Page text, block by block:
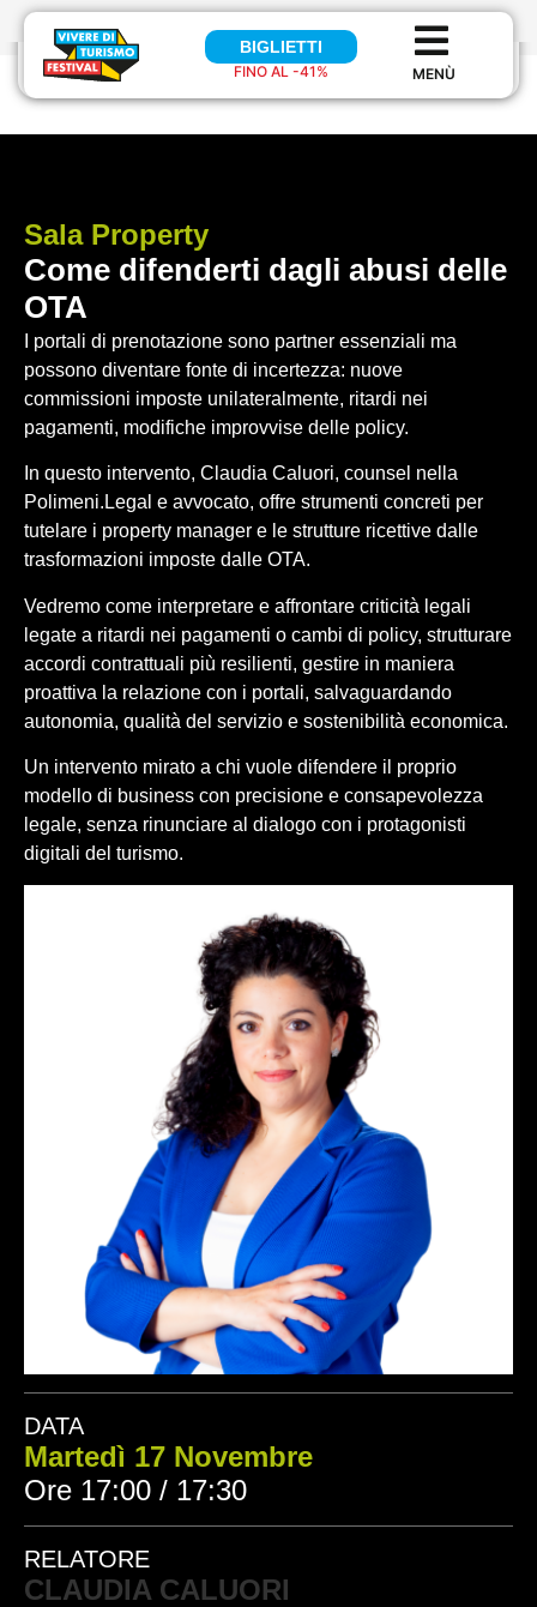
BIGLIETTI
FINO AL 41%
BIGLIETTI
FINO AL -41%
Sala Property
Come difenderti dagli abusi delle
OTA
I portali di prenotazione sono partner essenziali ma
possono diventare fonte di incertezza: nuove
commissioni imposte unilateralmente, ritardi nei
pagamenti, modifiche improvvise delle policy.
In questo intervento, Claudia Caluori, counsel nella
Polimeni.Legal e avvocato, offre strumenti concreti per
tutelare i property manager e le strutture ricettive dalle
trasformazioni imposte dalle OTA.
Vedremo come interpretare e affrontare criticità legali
legate a ritardi nei pagamenti o cambi di policy, strutturare
accordi contrattuali più resilienti, gestire in maniera
proattiva la relazione con i portali, salvaguardando
autonomia, qualità del servizio e sostenibilità economica.
Un intervento mirato a chi vuole difendere il proprio
modello di business con precisione e consapevolezza
legale, senza rinunciare al dialogo con i protagonisti
digitali del turismo.
DATA
Martedì 17 Novembre
Ore 17:00 / 17:30
RELATORE
CLAUDIA CALUORI